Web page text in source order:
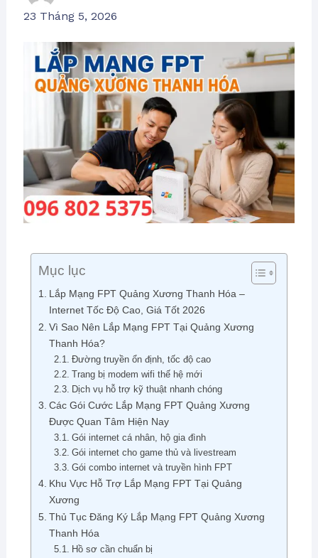
23 Tháng 5, 2026
Mục lục
Lắp Mạng FPT Quảng Xương Thanh Hóa –
Internet Tốc Độ Cao, Giá Tốt 2026
Vì Sao Nên Lắp Mạng FPT Tại Quảng Xương
Thanh Hóa?
Đường truyền ổn định, tốc độ cao
Trang bị modem wifi thế hệ mới
Dịch vụ hỗ trợ kỹ thuật nhanh chóng
Các Gói Cước Lắp Mạng FPT Quảng Xương
Được Quan Tâm Hiện Nay
Gói internet cá nhân, hộ gia đình
Gói internet cho game thủ và livestream
Gói combo internet và truyền hình FPT
Khu Vực Hỗ Trợ Lắp Mạng FPT Tại Quảng
Xương
Thủ Tục Đăng Ký Lắp Mạng FPT Quảng Xương
Thanh Hóa
Hồ sơ cần chuẩn bị